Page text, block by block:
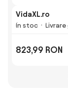
VidaXL.ro
În stoc
823,99 RON